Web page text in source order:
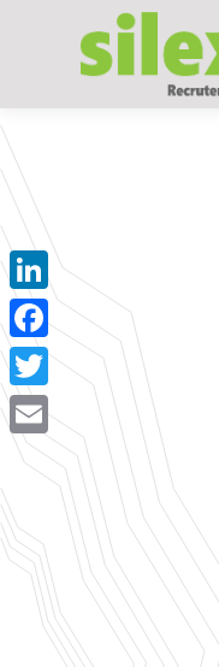
LinkedIn
Facebook
Twitter
Email